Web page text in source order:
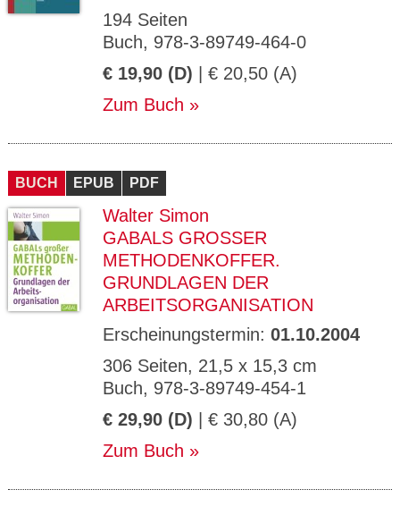
194 Seiten
Buch, 978-3-89749-464-0
€ 19,90 (D) | € 20,50 (A)
Zum Buch
BUCH EPUB PDF
Walter Simon
GABALS GROSSER M
ETHODENKOFFER. G
RUNDLAGEN DER A
RBEITSORGANISATION
Erscheinungstermin: 01.10.2004
306 Seiten, 21,5 x 15,3 cm
Buch, 978-3-89749-454-1
€ 29,90 (D) | € 30,80 (A)
Zum Buch